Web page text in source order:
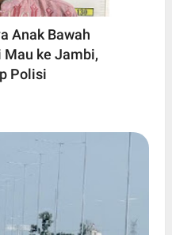
Anak Bawah
Mau ke Jambi,
Polisi